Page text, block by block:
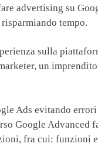
advertising su
tempo.
sulla
un
Ads evitando
Google
fra cui: